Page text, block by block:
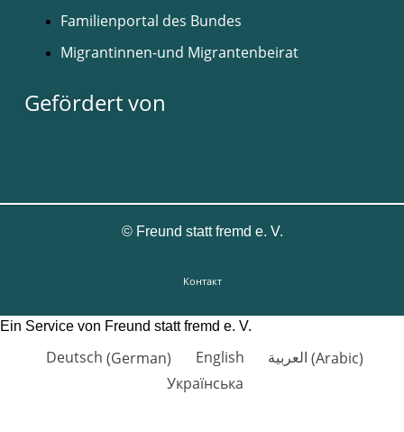
Familienportal des Bundes
Migrantinnen-und Migrantenbeirat
Gefördert von
©Freund statt fremd e. V.
Контакт
Ein Service von Freund statt fremd e. V.
Deutsch (German) English العربية (Arabic)
Українська